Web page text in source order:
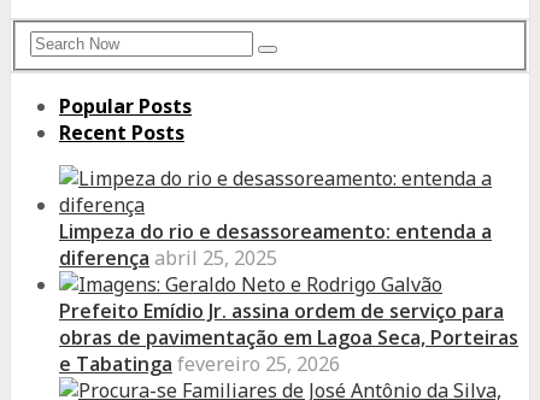
Search
for:
Search
Popular Posts
Recent Posts
Limpeza do rio e desassoreamento: entenda a
diferença abril 25, 2025
Prefeito Emídio Jr. assina ordem de serviço para
obras de pavimentação em Lagoa Seca, Porteiras
e Tabatinga fevereiro 25, 2026